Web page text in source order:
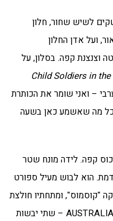
לשיש שחור, חלון
ועל אדן החלון
וצנצנת קפה. בסלון, על
Child Soldiers in
– ואני שומר את הכותרת
מה שאשמע כאן בשעה
כוס קפה. לידה מונח שטר
הוא לבוש מעיל ספורט
"קוסמוס", ומתחתיו חולצת
פולו צהובה שעליה כתוב באותיות גדולות AUSTRALIA – שתי יבשות